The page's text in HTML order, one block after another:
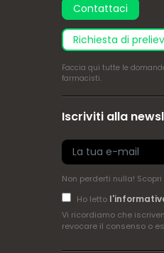
Contattaci
richiesta di
Faccia qui tutte le
farmacisti.
Iscriviti alla
Non perderti nulla!
Ho letto
Vi ricordiamo che
revocare il consenso o